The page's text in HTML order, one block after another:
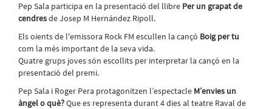
Pep Sala participa en la presentació del llibre Per un grapat de
cendresde Josep M Hernández Ripoll.
Els oients de l'emissora Rock FM escullen la cançó Boig per tu
com la més important de la seva vida.
Quatre grups joves són escollits per interpretar la cançó en la
presentació del premi.
Pep Sala i Roger Pera protagonitzen l’espectacle M’envies un
àngel o què?Que es representa durant 4 dies al teatre Raval de